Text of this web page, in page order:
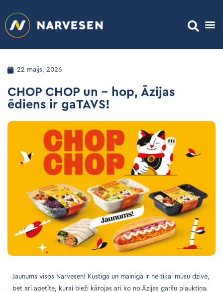
22 maijs, 2026
CHOP CHOP un – hop, Āzijas
ēdiens ir gaTAVS!
Jaunums visos Narvesen! Kustīga un mainīga ir ne tikai mūsu dzīve,
bet arī apetīte, kurai bieži kārojas arī ko no Āzijas garšu plauktiņa.